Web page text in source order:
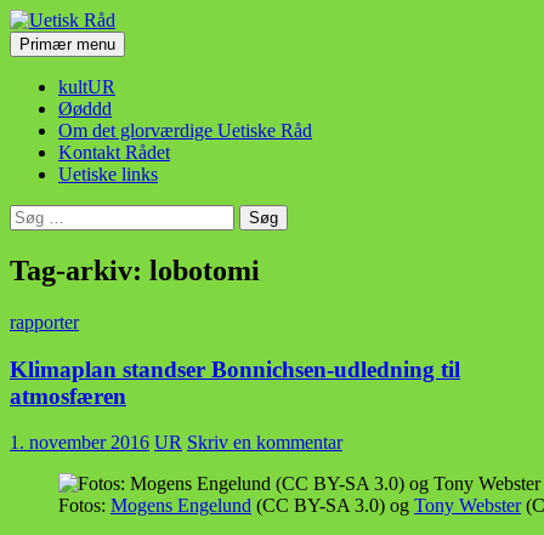
Hop
til
indhold
Uetisk Råd
SøgPrimær menu
kultUR
Øøddd
Om det glorværdige Uetiske Råd
Kontakt Rådet
Uetiske links
Søg
efter:
Tag-arkiv: lobotomi
rapporter
Klimaplan standser Bonnichsen-udledning til
atmosfæren
1. november 2016 UR Skriv en kommentar
Fotos: Mogens Engelund (CC BY-SA 3.0) og Tony Webster